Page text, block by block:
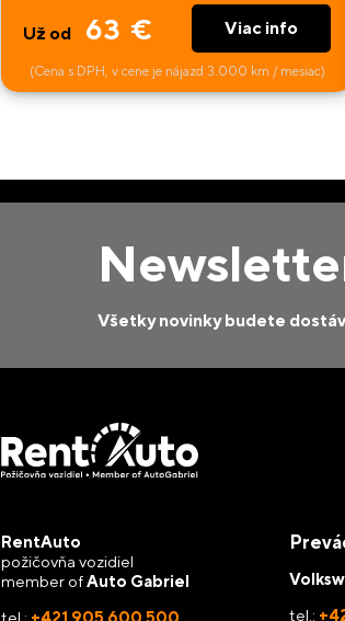
Už od 63 € Viac info
(Cena s DPH, v cene je nájazd 3.000 km / mesiac)
Všetky novinky budete
RentAuto
požičovňa vozidiel
member ofAuto Gabriel
tel.: +421 905 600 500
tel.: